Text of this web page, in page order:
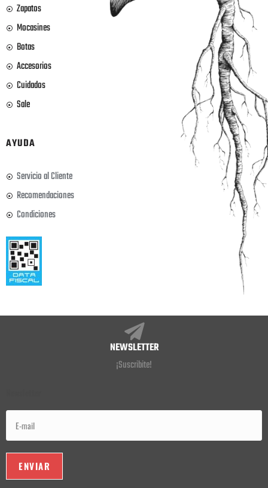
Zapatos
Mocasines
Botas
Accesorios
Cuidados
Sale
AYUDA
Servicio al Cliente
Recomendaciones
Condiciones
NEWSLETTER
¡Suscribite!